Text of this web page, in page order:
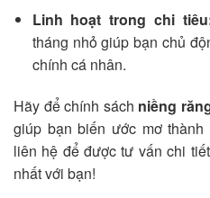
Linh hoạt trong chi
tháng nhỏ giúp bạn chủ
chính cá nhân.
Hãy để chính sách niềng
giúp bạn biến ước mơ
liên hệ để được tư vấn chi
nhất với bạn!